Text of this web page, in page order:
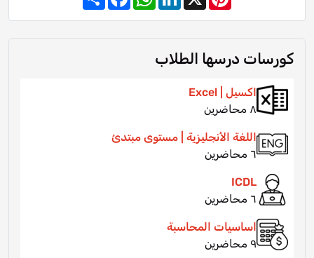
كورسات درسها الطلاب
اكسيل | Excel
٨ محاضرين
اللغة الأنجليزية | مستوى مبتدئ
٦ محاضرين
ICDL
٦ محاضرين
اساسيات المحاسبة
٩ محاضرين